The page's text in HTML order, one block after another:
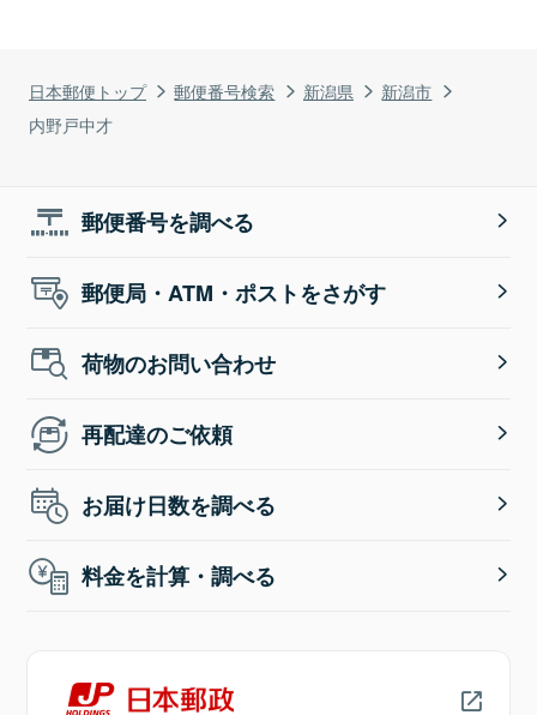
日本郵便トップ 郵便番号検索 新潟県
新潟市
内野戸中才
郵便番号を調べる
郵便局・ATM・ポストをさがす
荷物のお問い合わせ
再配達のご依頼
お届け日数を調べる
料金を計算・調べる